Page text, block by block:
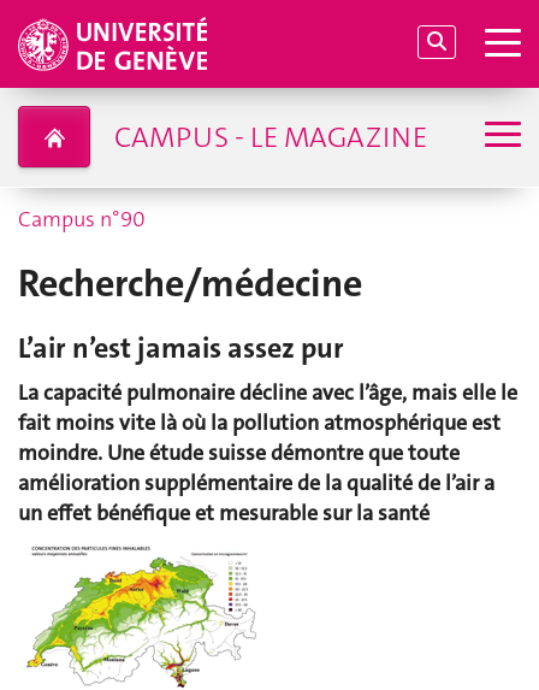
CAMPUS - LE MAGAZINE
Campus n°90
Recherche/médecine
L’air n’est jamais assez pur
La capacité pulmonaire décline avec l’âge, mais elle le
fait moins vite là où la pollution atmosphérique est
moindre. Une étude suisse démontre que toute
amélioration supplémentaire de la qualité de l’air a
un effet bénéfique et mesurable sur la santé